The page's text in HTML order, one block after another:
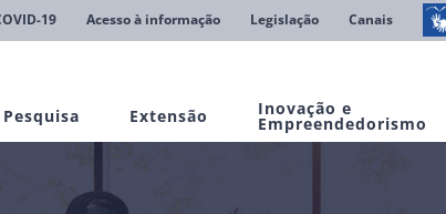
19 Acesso à informação Legislação Canais
Pesquisa Extensão Inovação e
Empreendedorismo